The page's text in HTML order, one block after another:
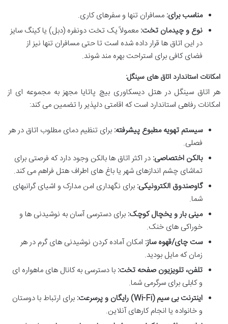
مناسب برای: مسافران تنها و سفرهای کاری.
نوع و چیدمان تخت: معمولاً یک تخت دونفره (دبل) یا کینگ سایز
در این اتاق ها قرار داده شده است تا حتی مسافران تنها نیز از
فضای کافی برای استراحت بهره مند شوند.
امکانات استاندارد اتاق های سینگل:
هر اتاق سینگل در هتل دیسکاوری بیچ پاتایا مجهز به مجموعه ای از
امکانات رفاهی استاندارد است که اقامتی دلپذیر را تضمین می کند:
سیستم تهویه مطبوع پیشرفته: برای تنظیم دمای مطلوب اتاق در هر
فصلی.
بالکن اختصاصی: در اکثر اتاق ها بالکن وجود دارد که فرصتی برای
تماشای چشم اندازهای شهر یا باغ های اطراف هتل فراهم می کند.
گاوصندوق الکترونیکی: برای نگهداری امن مدارک و اشیای گرانبهای
شما.
مینی بار و یخچال کوچک: برای دسترسی آسان به نوشیدنی ها و
خوراکی های خنک.
ست چای/قهوه ساز: امکان آماده کردن نوشیدنی های گرم در هر
زمان که مایل بودید.
تلفن، تلویزیون صفحه تخت: با دسترسی به کانال های ماهواره ای
و کابلی برای سرگرمی شما.
اینترنت بی سیم (Wi-Fi) رایگان و پرسرعت:
برای ارتباط با دوستان
و خانواده یا انجام کارهای آنلاین.